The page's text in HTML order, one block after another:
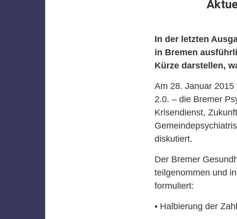
In der letzten
in Bremen
Kürze darstellen,
Am 28. Januar 2015
2.0. – die Bremer
Krisendienst,
diskutiert.
Der Bremer
teilgenommen und
formuliert:
• Halbierung der